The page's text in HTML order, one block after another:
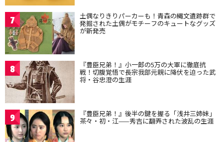
7 土偶なりきりパーカーも！青森の縄文遺跡群で
発掘された土偶がモチーフのキュートなグッズ
が新発売
8 『豊臣兄弟！』小一郎の5万の大軍に徹底抗
戦！切腹覚悟で長宗我部元親に降伏を迫った武
将・谷忠澄の生涯
9 『豊臣兄弟！』後半の鍵を握る「浅井三姉妹」
茶々・初・江——秀吉に翻弄された波乱の生涯